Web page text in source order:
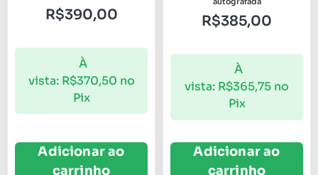
R$390,00
À
vista: R$370,50 no
Pix
Adicionar ao
carrinho
R$385,00
À
vista: R$365,75 no
Pix
Adicionar ao
carrinho